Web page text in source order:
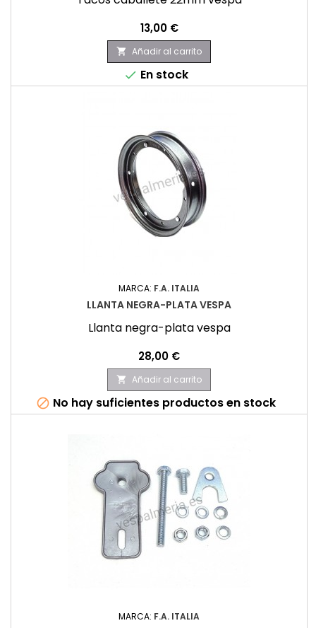
Precio
13,00 €
 Añadir al carrito
 En stock
MARCA: F.A. ITALIA
LLANTA NEGRA-PLATA VESPA
Llanta negra-plata vespa
Precio
28,00 €
 Añadir al carrito
 No hay suficientes productos en stock
MARCA: F.A. ITALIA